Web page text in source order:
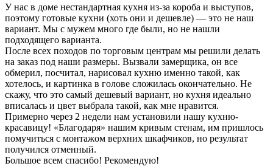
У нас в доме нестандартная кухня из-за короба и выступов,
поэтому готовые кухни (хоть они и дешевле) — это не наш
вариант. Мы с мужем много где были, но не нашли
подходящего варианта.
После всех походов по торговым центрам мы решили делать
на заказ под наши размеры. Вызвали замерщика, он все
обмерил, посчитал, нарисовал кухню именно такой, как
хотелось, и картинка в голове сложилась окончательно. Не
скажу, что это самый дешевый вариант, но кухня идеально
вписалась и цвет выбрала такой, как мне нравится.
Примерно через 2 недели нам установили нашу кухню-
красавицу! «Благодаря» нашим кривым стенам, им пришлось
помучиться с монтажом верхних шкафчиков, но результат
получился отменный.
Большое всем спасибо! Рекомендую!